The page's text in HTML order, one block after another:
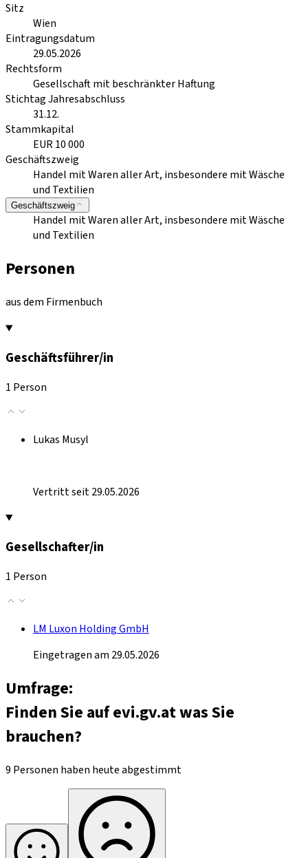
Sitz
Wien
Eintragungsdatum
29.05.2026
Rechtsform
Gesellschaft mit beschränkter Haftung
Stichtag Jahresabschluss
31.12.
Stammkapital
EUR 10 000
Geschäftszweig
Handel mit Waren aller Art, insbesondere mit Wäsche
und Textilien
Geschäftszweig
Handel mit Waren aller Art, insbesondere mit Wäsche
und Textilien
Personen
aus dem Firmenbuch
Geschäftsführer/in
1 Person
Lukas Musyl
Vertritt seit 29.05.2026
Gesellschafter/in
1 Person
LM Luxon Holding GmbH
Eingetragen am 29.05.2026
Umfrage:
Finden Sie auf evi.gv.at was Sie
brauchen?
9 Personen haben heute abgestimmt